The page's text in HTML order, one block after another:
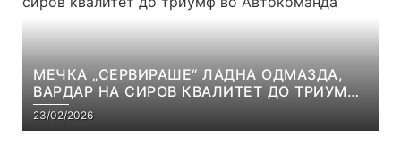
МЕЧКА „СЕРВИРАШЕ“ ЛАДНА ОДМАЗДА,
ВАРДАР НА СИРОВ КВАЛИТЕТ ДО ТРИУМФ
ВО АВТОКОМАНДА
23/02/2026